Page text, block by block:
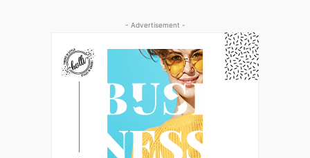
- Advertisement -